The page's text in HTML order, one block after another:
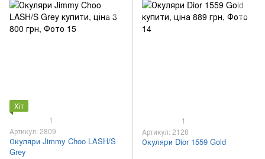
Хіт
1
Артикул: 2809
Окуляри Jimmy Choo LASH/S
Grey
1
Артикул: 2128
Окуляри Dior 1559 Gold